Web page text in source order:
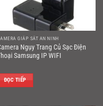
VNĐ.
GIÁP SÁT AN NINH
Ngụy Trang Củ Sạc Điện
Samsung IP WIFI
ĐỌC TIẾP